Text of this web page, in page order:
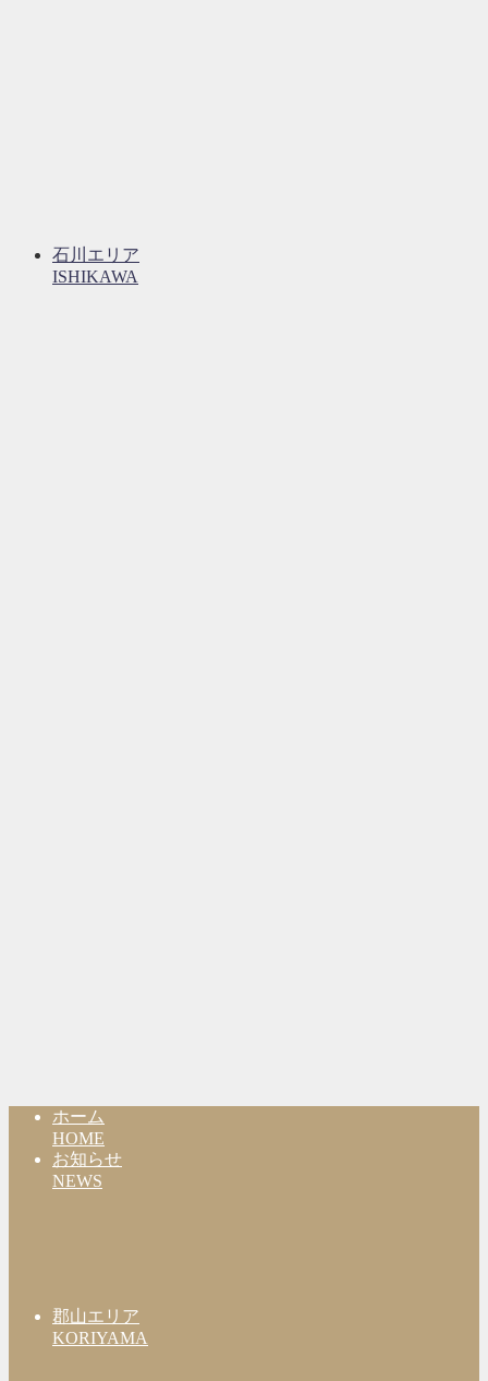
石川エリア
ISHIKAWA
ホーム
HOME
お知らせ
NEWS
郡山エリア
KORIYAMA